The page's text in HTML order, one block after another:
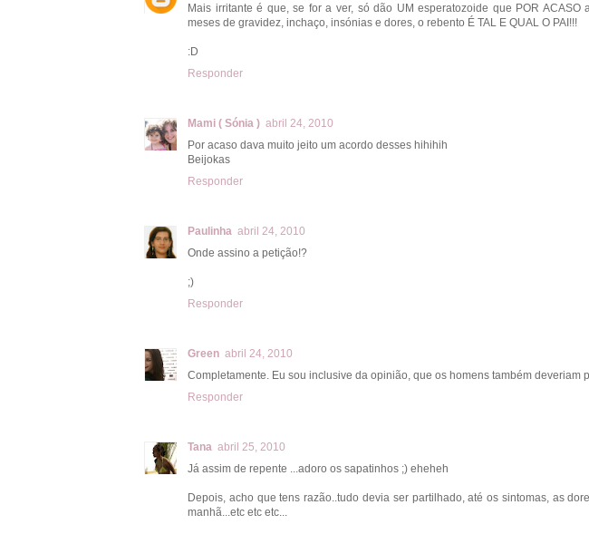
Mais irritante é que, se for a ver, só dão UM esperatozoide que POR
meses de gravidez, inchaço, insónias e dores, o rebento É TAL E QUAL O PAI!!!
:D
Responder
Mami ( Sónia ) abril 24, 2010
Por acaso dava muito jeito um acordo desses hihihih
Beijokas
Responder
Paulinha abril 24, 2010
Onde assino a petição!?
;)
Responder
Green abril 24, 2010
Completamente. Eu sou inclusive da opinião, que os homens também deveriam
Responder
Tana abril 25, 2010
Já assim de repente ...adoro os sapatinhos ;) eheheh
Depois, acho que tens razão..tudo devia ser partilhado, até os sintomas, as
manhã...etc etc etc...